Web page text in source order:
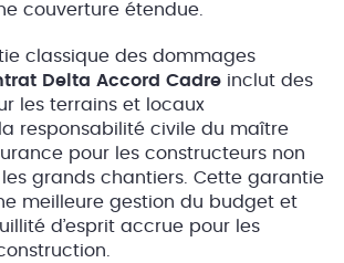
couverture étendue.
classique des dommages
Delta Accord Cadre inclut des
les terrains et locaux
responsabilité civile du maître
pour les constructeurs non
grands chantiers. Cette garantie
meilleure gestion du budget et
d’esprit accrue pour les